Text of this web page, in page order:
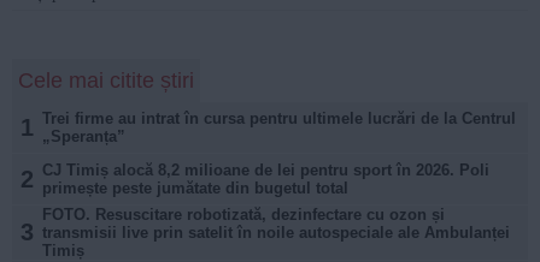
Cele mai citite știri
1 Trei firme au intrat în cursa pentru ultimele lucrări de la Centrul
„Speranța”
2 CJ Timiș alocă 8,2 milioane de lei pentru sport în 2026. Poli
primește peste jumătate din bugetul total
3
FOTO. Resuscitare robotizată, dezinfectare cu ozon și
transmisii live prin satelit în noile autospeciale ale Ambulanței
Timiș